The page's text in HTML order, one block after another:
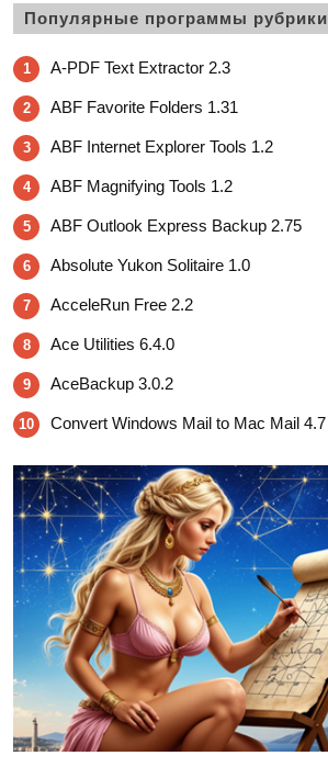
Популярные программы рубрики
1 A-PDF Text Extractor 2.3
2 ABF Favorite Folders 1.31
3 ABF Internet Explorer Tools 1.2
4 ABF Magnifying Tools 1.2
5 ABF Outlook Express Backup 2.75
6 Absolute Yukon Solitaire 1.0
7 AcceleRun Free 2.2
8 Ace Utilities 6.4.0
9 AceBackup 3.0.2
10 Convert Windows Mail to Mac Mail 4.7